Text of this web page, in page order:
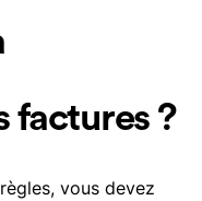
factures ?
vous devez